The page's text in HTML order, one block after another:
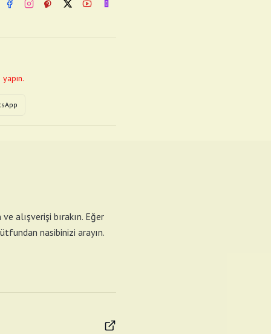
FacebookInstagram
PinterestTwitterYouTubenextsosyal
alışverişi bırakın. Eğer
nasibinizi arayın.